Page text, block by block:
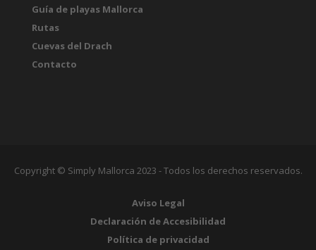
Guía de playas Mallorca
Rutas
Cuevas del Drach
Contacto
Copyright © Simply Mallorca 2023 - Todos los derechos reservados.
Aviso Legal
Declaración de Accesibilidad
Política de privacidad